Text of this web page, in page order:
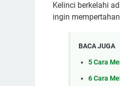
Kelinci berkelahi
ingin
BACA JUGA
5 Cara
6 Cara